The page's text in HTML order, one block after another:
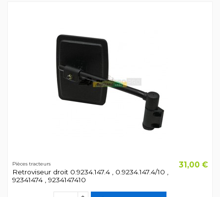
Pièces tracteurs
Retroviseur droit 0.9234.147.4 , 0.9234.147.4/10 ,
92341474 , 9234147410
31,00 €